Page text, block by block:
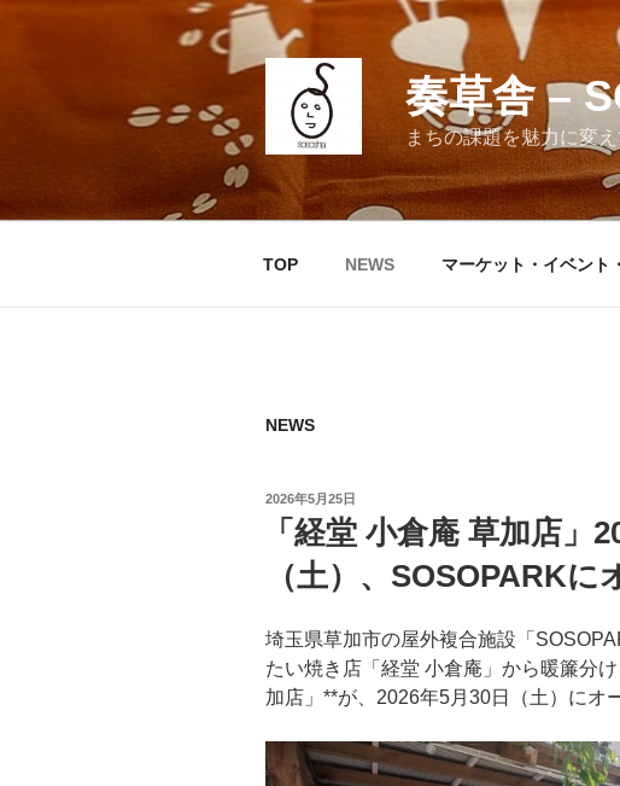
キ
奏草舎 –
まちの課題を魅力に変
TOP NEWS マーケット・イベント
NEWS
投
日:
2026年5月25日
「経堂 小倉庵 草加店」
（土）、SOSOPARKに
埼玉県草加市の屋外複合施設「
たい焼き店「経堂 小倉庵」から暖簾分
加店」**が、2026年5月30日（土）にオ